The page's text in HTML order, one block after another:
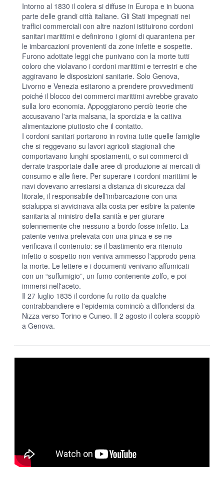
Intorno al 1830 il colera si diffuse in Europa e in buona
parte delle grandi città italiane. Gli Stati impegnati nei
traffici commerciali con altre nazioni istituirono cordoni
sanitari marittimi e definirono i giorni di quarantena per
le imbarcazioni provenienti da zone infette e sospette.
Furono adottate leggi che punivano con la morte tutti
coloro che violavano i cordoni marittimi e terrestri e che
aggiravano le disposizioni sanitarie. Solo Genova,
Livorno e Venezia esitarono a prendere provvedimenti
poiché il blocco dei commerci marittimi avrebbe gravato
sulla loro economia. Appoggiarono perciò teorie che
accusavano l'aria malsana, la sporcizia e la cattiva
alimentazione piuttosto che il contatto.
I cordoni sanitari portarono in rovina tutte quelle famiglie
che si reggevano su lavori agricoli stagionali che
comportavano lunghi spostamenti, o sui commerci di
derrate trasportate dalle aree di produzione ai mercati di
consumo e alle fiere. Per superare i cordoni marittimi le
navi dovevano arrestarsi a distanza di sicurezza dal
litorale, il responsabile dell'imbarcazione con una
scialuppa si avvicinava alla costa per esibire la patente
sanitaria al ministro della sanità e per giurare
solennemente che nessuno a bordo fosse infetto. La
patente veniva prelevata con una pinza e se ne
verificava il contenuto: se il bastimento era ritenuto
infetto o sospetto non veniva ammesso l'approdo pena
la morte. Le lettere e i documenti venivano affumicati
con un “suffumigio”, un fumo contenente zolfo, e poi
immersi nell'aceto.
Il 27 luglio 1835 il cordone fu rotto da qualche
contrabbandiere e l'epidemia cominciò a diffondersi da
Nizza verso Torino e Cuneo. Il 2 agosto il colera scoppiò
a Genova.